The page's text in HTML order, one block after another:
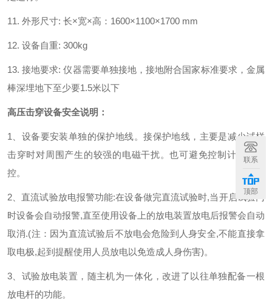
11. 外形尺寸: 长×宽×高：1600×1100×1700 mm
12. 设备自重: 300kg
13. 接地要求: 仪器需要单独接地，接地附合国家标准要求，金属
棒深埋地下至少要1.5米以下
高压击穿设备安全说明：
1、设备要安装单独的保护地线。接保护地线，主要是减少试样
击穿时对周围产生的较强的电磁干扰。也可避免控制计算机失
控。
2、直流试验放电报警功能:在设备做完直流试验时,当开启试验门
时设备会自动报警,直至使用设备上的放电装置放电后报警会自动
取消.(注：因为直流试验后不放电会危险到人身安全,不能直接拿
取电极,起到提醒使用人员放电以免造成人身伤害)。
3、试验放电装置，随主机为一体化，改进了以往单独配备一根
放电杆的功能。
联系
顶部